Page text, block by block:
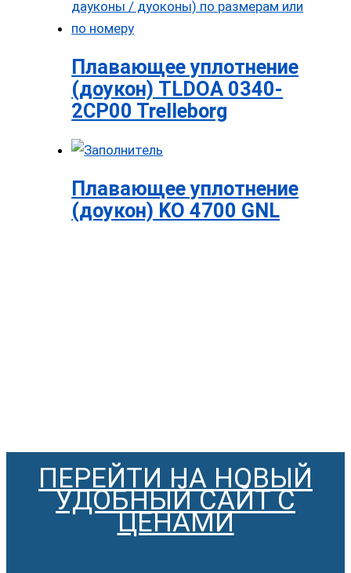
Плавающее уплотнение
(доукон) TLDOA 0340-
2CP00 Trelleborg
Плавающее уплотнение
(доукон) KO 4700 GNL
ПЕРЕЙТИ НА НОВЫЙ
УДОБНЫЙ САЙТ С
ЦЕНАМИ